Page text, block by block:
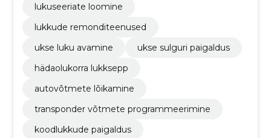
lukuseeriate loomine
lukkude remonditeenused
ukse luku avamine
ukse sulguri paigaldus
hädaolukorra lukksepp
autovõtmete lõikamine
transponder võtmete programmeerimine
koodlukkude paigaldus